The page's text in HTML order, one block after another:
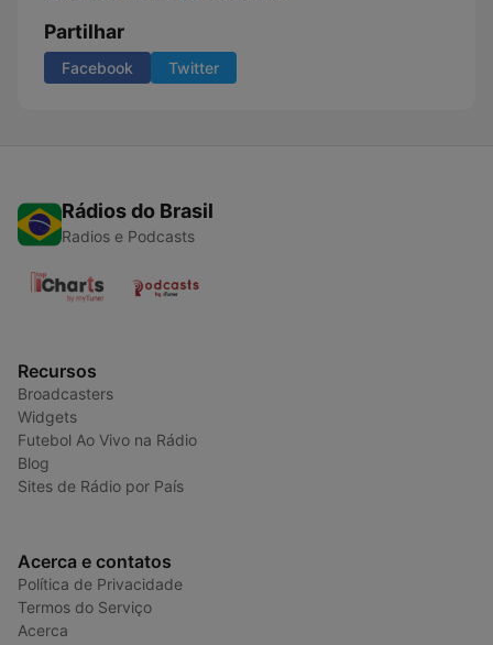
Partilhar
Facebook Twitter
Rádios do Brasil
Radios e Podcasts
Recursos
Broadcasters
Widgets
Futebol Ao Vivo na Rádio
Blog
Sites de Rádio por País
Acerca e contatos
Política de Privacidade
Termos do Serviço
Acerca